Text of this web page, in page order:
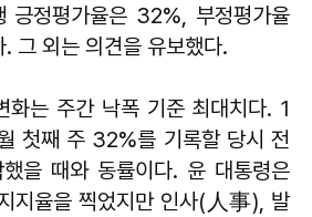
긍정평가율은 32%, 부정평가율
그 외는 의견을 유보했다.
화는 주간 낙폭 기준 최대치다. 1
첫째 주 32%를 기록할 당시 전
을 때와 동률이다. 윤 대통령은
지율을 찍었지만 인사(人事), 발